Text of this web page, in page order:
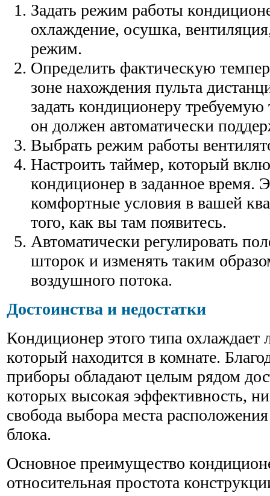
Задать режим работы
охлаждение, осушка,
режим.
Определить фактическую
зоне нахождения пульта
задать кондиционеру
он должен автоматически
Выбрать режим работы
Настроить таймер, который
кондиционер в заданное время.
комфортные условия в вашей
того, как вы там появитесь.
Автоматически регулировать
шторок и изменять таким
воздушного потока.
Достоинства и недостатки
Кондиционер этого типа охлаждает
который находится в комнате.
приборы обладают целым рядом
которых высокая эффективность,
свобода выбора места
блока.
Основное преимущество
относительная простота